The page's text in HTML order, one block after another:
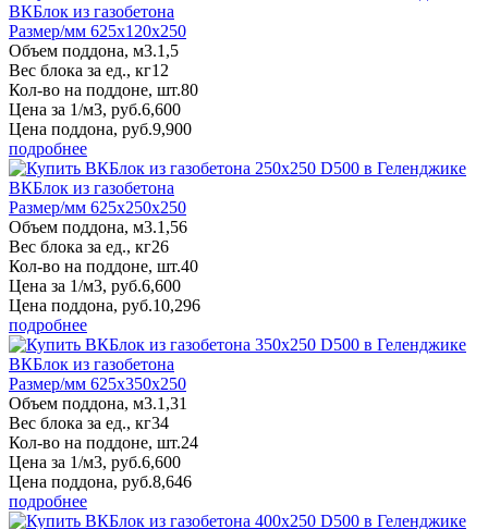
ВКБлок из газобетона
Размер/мм 625x120x250
Объем поддона, м3.1,5
Вес блока за ед., кг12
Кол-во на поддоне, шт.80
Цена за 1/м3, руб.6,600
Цена поддона, руб.9,900
подробнее
ВКБлок из газобетона
Размер/мм 625x250x250
Объем поддона, м3.1,56
Вес блока за ед., кг26
Кол-во на поддоне, шт.40
Цена за 1/м3, руб.6,600
Цена поддона, руб.10,296
подробнее
ВКБлок из газобетона
Размер/мм 625x350x250
Объем поддона, м3.1,31
Вес блока за ед., кг34
Кол-во на поддоне, шт.24
Цена за 1/м3, руб.6,600
Цена поддона, руб.8,646
подробнее